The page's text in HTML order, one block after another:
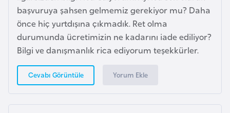
başvuruya şahsen gelmemiz gerekiyor mu? Daha
önce hiç yurtdışına çıkmadık. Ret olma
durumunda ücretimizin ne kadarını iade ediliyor?
Bilgi ve danışmanlık rica ediyorum teşekkürler.
Cevabı Görüntüle Yorum Ekle
r
a
k
İ
r
l